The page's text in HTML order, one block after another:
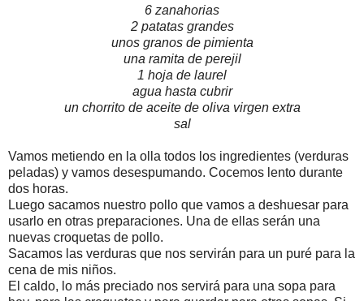
6 zanahorias
2 patatas grandes
unos granos de pimienta
una ramita de perejil
1 hoja de laurel
agua hasta cubrir
un chorrito de aceite de oliva virgen extra
sal
Vamos metiendo en la olla todos los ingredientes (verduras
peladas) y vamos desespumando. Cocemos lento durante
dos horas.
Luego sacamos nuestro pollo que vamos a deshuesar para
usarlo en otras preparaciones. Una de ellas serán una
nuevas croquetas de pollo.
Sacamos las verduras que nos servirán para un puré para la
cena de mis niños.
El caldo, lo más preciado nos servirá para una sopa para